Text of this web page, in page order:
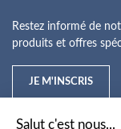
Restez informé de
produits et offres
JE M'INSCRIS